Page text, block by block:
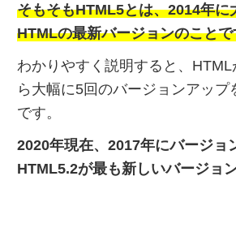
そもそもHTML5とは、2014年に
HTMLの最新バージョンのことで
わかりやすく説明すると、
ら大幅に5回のバージョンアップ
です。
2020年現在、2017年にバージョ
HTML5.2が最も新しいバージョン